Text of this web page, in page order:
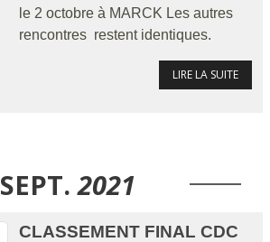
le 2 octobre à MARCK Les autres
rencontres restent identiques.
LIRE LA SUITE
SEPT. 2021
CLASSEMENT FINAL CDC